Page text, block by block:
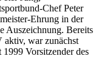
Chef Peter
Ehrung in der
Auszeichnung. Bereits
aktiv, war zunächst
Vorsitzender des